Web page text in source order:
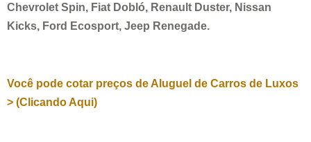
Chevrolet Spin, Fiat Dobló, Renault Duster, Nissan
Kicks, Ford Ecosport, Jeep Renegade.
Você pode cotar preços de Aluguel de Carros de Luxos
> (Clicando Aqui)